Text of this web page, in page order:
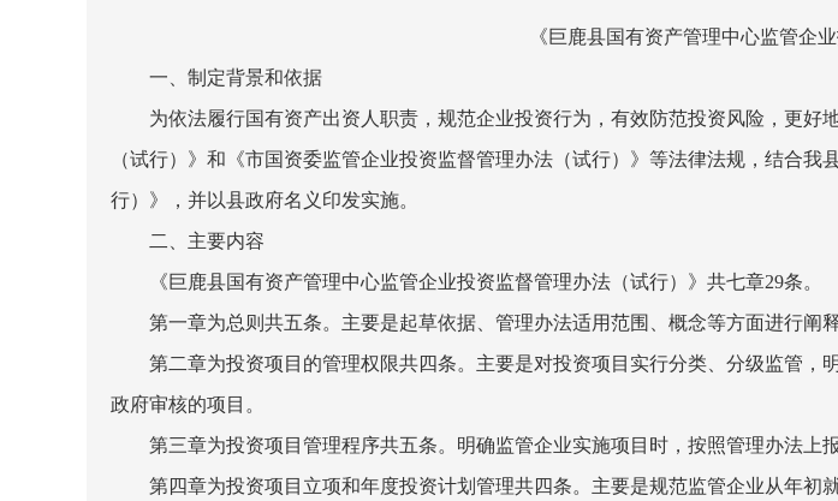
《巨鹿县国有资产管理中心监管企业
一、制定背景和依据
为依法履行国有资产出资人职责，规范企业投资行为，有效防范投资风险，更
（试行）》和《市国资委监管企业投资监督管理办法（试行）》等法律法规，结合
行）》，并以县政府名义印发实施。
二、主要内容
《巨鹿县国有资产管理中心监管企业投资监督管理办法（试行）》共七章29条。
第一章为总则共五条。主要是起草依据、管理办法适用范围、概念等方面进行阐释
第二章为投资项目的管理权限共四条。主要是对投资项目实行分类、分级监管
政府审核的项目。
第三章为投资项目管理程序共五条。明确监管企业实施项目时，按照管理办法上
第四章为投资项目立项和年度投资计划管理共四条。主要是规范监管企业从年初